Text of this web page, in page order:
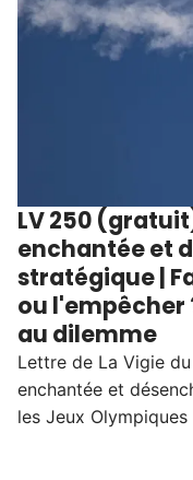
LV 250
enchantée et
stratégique |
ou l'empêcher
au dilemme
Lettre de La Vigie
enchantée et
les Jeux